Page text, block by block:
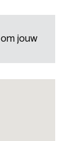
om jouw